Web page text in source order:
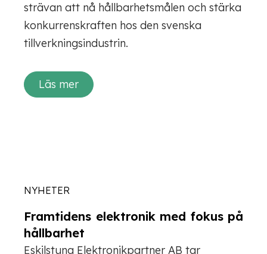
strävan att nå hållbarhetsmålen och stärka
konkurrenskraften hos den svenska
tillverkningsindustrin.
Läs mer
NYHETER
Framtidens elektronik med fokus på
hållbarhet
Eskilstuna Elektronikpartner AB tar